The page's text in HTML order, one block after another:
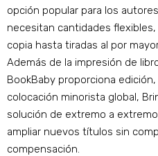
opción popular para los
necesitan cantidades
copia hasta tiradas al por
Además de la impresión de
BookBaby proporciona
colocación minorista global,
solución de extremo a
ampliar nuevos títulos sin
compensación.